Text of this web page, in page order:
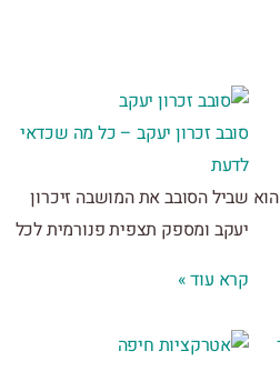
סובב זכרון יעקב – כל מה שכדאי
לדעת
שביל הסובב את המושבה זיכרון
יעקב ומספק תצפית פנורמית לכל
קרא עוד »